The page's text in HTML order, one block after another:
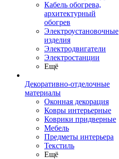
Кабель обогрева,
архитектурный
обогрев
Электроустановочные
изделия
Электродвигатели
Электростанции
Ещё
Декоративно-отделочные
материалы
Оконная декорация
Ковры интерьерные
Коврики придверные
Мебель
Предметы интерьера
Текстиль
Ещё